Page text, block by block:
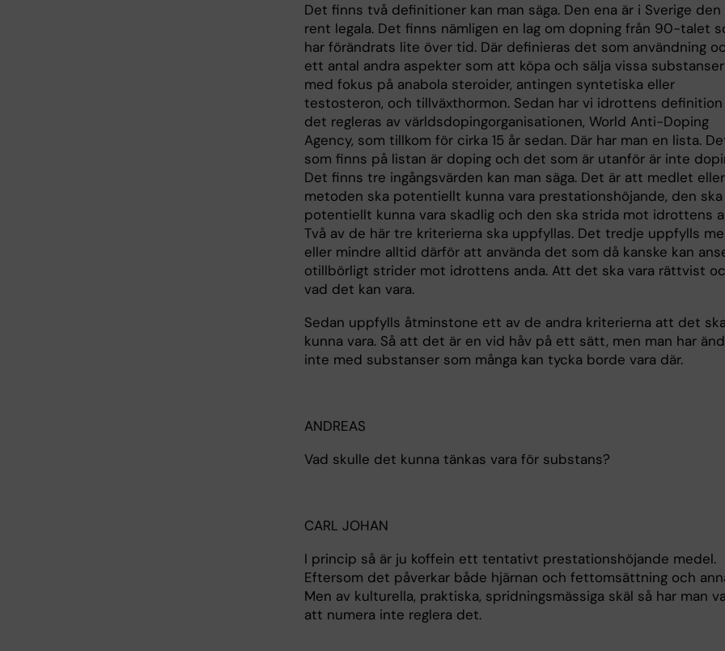
Det finns två definitioner kan man säga. Den ena är i Sverige den
rent legala. Det finns nämligen en lag om dopning från 90-talet
har förändrats lite över tid. Där definieras det som användning
ett antal andra aspekter som att köpa och sälja vissa substanser
med fokus på anabola steroider, antingen syntetiska eller
testosteron, och tillväxthormon. Sedan har vi idrottens
det regleras av världsdopingorganisationen, World Anti-Doping
Agency, som tillkom för cirka 15 år sedan. Där har man en lista.
som finns på listan är doping och det som är utanför är inte
Det finns tre ingångsvärden kan man säga. Det är att medlet eller
metoden ska potentiellt kunna vara prestationshöjande, den ska
potentiellt kunna vara skadlig och den ska strida mot idrottens
Två av de här tre kriterierna ska uppfyllas. Det tredje uppfylls
eller mindre alltid därför att använda det som då kanske kan
otillbörligt strider mot idrottens anda. Att det ska vara rättvist
vad det kan vara.
Sedan uppfylls åtminstone ett av de andra kriterierna att det ska
kunna vara. Så att det är en vid håv på ett sätt, men man har
inte med substanser som många kan tycka borde vara där.
ANDREAS
Vad skulle det kunna tänkas vara för substans?
CARL JOHAN
I princip så är ju koffein ett tentativt prestationshöjande medel.
Eftersom det påverkar både hjärnan och fettomsättning och
Men av kulturella, praktiska, spridningsmässiga skäl så har man
att numera inte reglera det.